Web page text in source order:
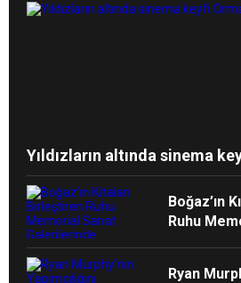
Yıldızların altında sinema
Boğaz’ın
Ruhu Memorial Sanat
Ryan